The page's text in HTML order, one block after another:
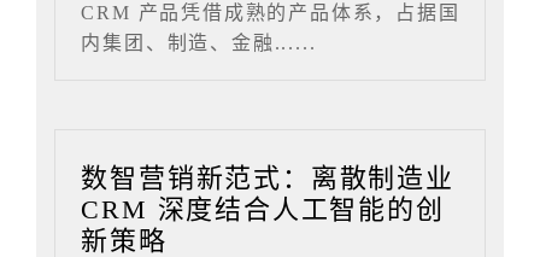
CRM 产品凭借成熟的产品体系，占据国
内集团、制造、金融......
数智营销新范式：离散制造业
CRM 深度结合人工智能的创
新策略